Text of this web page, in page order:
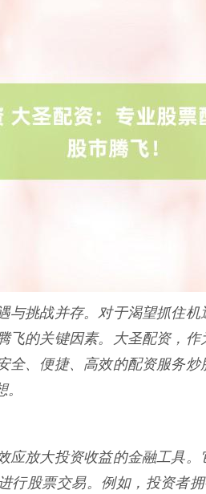
与挑战并存。对于渴望抓住
飞的关键因素。大圣配资，作
全、便捷、高效的配资服务
应放大投资收益的金融工具
行股票交易。例如，投资者